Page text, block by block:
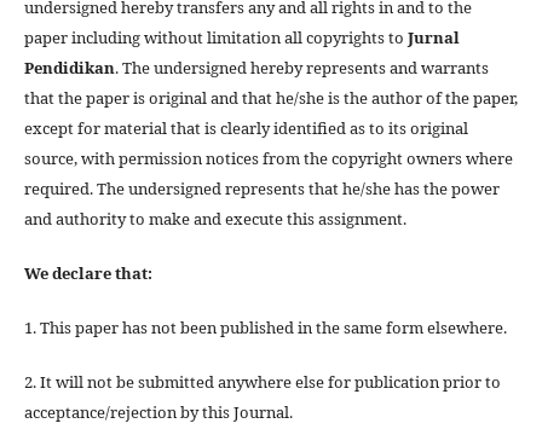
undersigned hereby transfers any and all rights in and to the
paper including without limitation all copyrights to Jurnal
Pendidikan. The undersigned hereby represents and warrants
that the paper is original and that he/she is the author of the paper,
except for material that is clearly identified as to its original
source, with permission notices from the copyright owners where
required. The undersigned represents that he/she has the power
and authority to make and execute this assignment.
We declare that:
1. This paper has not been published in the same form elsewhere.
2. It will not be submitted anywhere else for publication prior to
acceptance/rejection by this Journal.